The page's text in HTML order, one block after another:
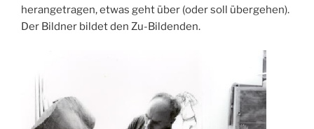
herangetragen, etwas geht über (oder soll übergehen).
Der Bildner bildet den Zu-Bildenden.